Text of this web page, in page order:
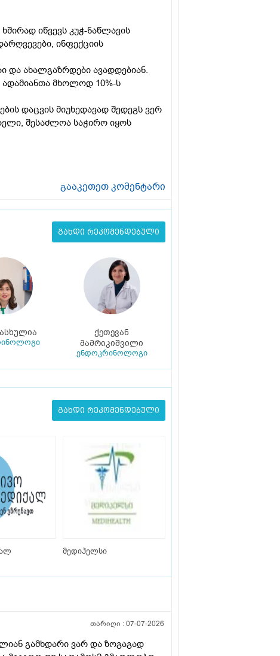
იწვევს კუჭ-ნაწლავის
ინფექციის
და ახალგაზრდები ავადდებიან.
მხოლოდ 10%-ს
დაცვის მიუხედავად შედეგს ვერ
შესაძლოა საჭირო იყოს
გააკეთეთ კომენტარი
გახდი რეკომენდებული
ქეთევან
მამრიკიშვილი
ენდოკრინოლოგი
გახდი რეკომენდებული
მედიჰელსი
თარიღი :07-07-2026
გამხდარი ვარ და ზოგაგად